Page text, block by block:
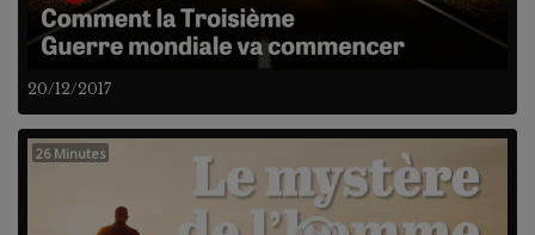
20/12/2017
26 Minutes